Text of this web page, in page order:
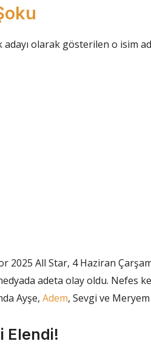
olarak gösterilen o isim
2025 All Star, 4 Haziran
adeta olay oldu. Nefes
Ayşe, Adem, Sevgi ve Meryem
Elendi!